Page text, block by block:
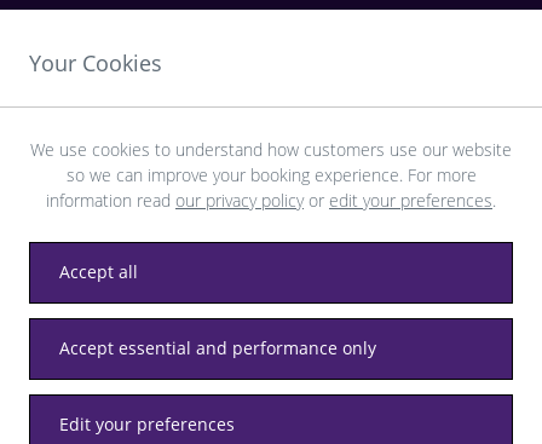
Scarica l’app LHR
Privacy Termini e condizioni Accessibilità Mappa del sito
Normativa locale di Heathrow
© LHR Airports Limited
Your Cookies
We use cookies to understand how customers use our website
so we can improve your booking experience. For more
information read our privacy policyor edit your preferences.
Accept all
Accept essential and performance only
Edit your preferences